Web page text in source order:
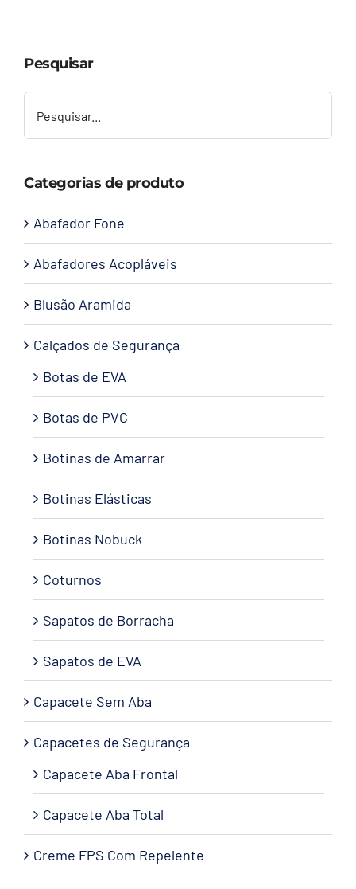
Contato
Pesquisar
Categorias de produto
Abafador Fone
Abafadores Acopláveis
Blusão Aramida
Calçados de Segurança
Botas de EVA
Botas de PVC
Botinas de Amarrar
Botinas Elásticas
Botinas Nobuck
Coturnos
Sapatos de Borracha
Sapatos de EVA
Capacete Sem Aba
Capacetes de Segurança
Capacete Aba Frontal
Capacete Aba Total
Creme FPS Com Repelente